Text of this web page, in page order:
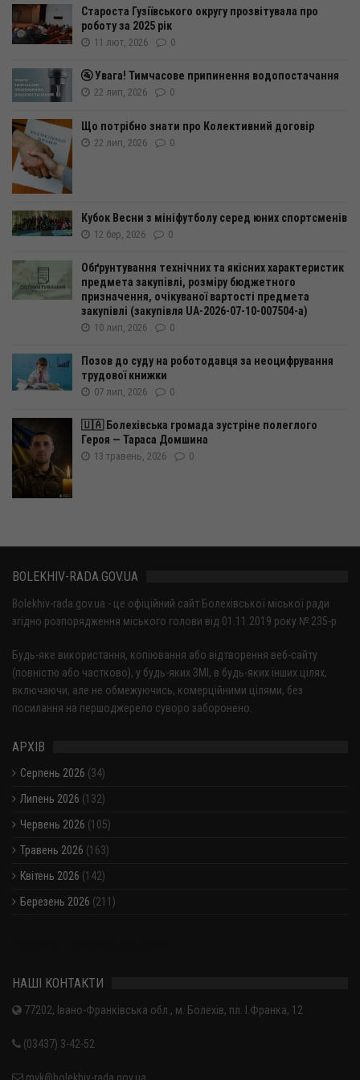
Староста Гузіївського округу прозвітувала про
роботу за 2025 рік
11 лют, 2026 0
🚰 Увага! Тимчасове припинення водопостачання
22 лип, 2026 0
Що потрібно знати про Колективний договір
22 лип, 2026 0
Кубок Весни з мініфутболу серед юних спортсменів
12 бер, 2026 0
Обґрунтування технічних та якісних характеристик
предмета закупівлі, розміру бюджетного
призначення, очікуваної вартості предмета
закупівлі (закупівля UA-2026-07-10-007504-а)
10 лип, 2026 0
Позов до суду на роботодавця за неоцифрування
трудової книжки
07 лип, 2026 0
🇺🇦 Болехівська громада зустріне полеглого
Героя — Тараса Домшина
13 травень, 2026 0
BOLEKHIV-RADA.GOV.UA
Bolekhiv-rada.gov.ua - це офіційний сайт Болехівської міської ради
згідно розпорядження міського голови від 01.11.2019 року № 235-р
Будь-яке використання, копіювання або відтворення веб-сайту
(повністю або частково), у будь-яких ЗМІ, в будь-яких інших цілях,
включаючи, але не обмежуючись, комерційними цілями, без
посилання на першоджерело суворо заборонено.
АРХІВ
Серпень 2026 (34)
Липень 2026 (132)
Червень 2026 (105)
Травень 2026 (163)
Квітень 2026 (142)
Березень 2026 (211)
НАШІ КОНТАКТИ
77202, Івано-Франківська обл., м. Болехів, пл. І.Франка, 12
(03437) 3-42-52